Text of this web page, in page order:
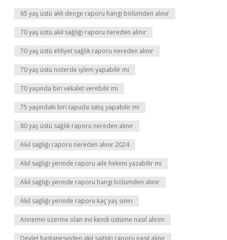
65 yaş üstü akli denge raporu hangi bölümden alınır
70 yaş üstü akıl sağlığı raporu nereden alınır
70 yaş üstü ehliyet sağlık raporu nereden alınır
70 yaş üstü noterde işlem yapabilir mi
70 yaşında biri vekalet verebilir mi
75 yaşındaki biri tapuda satış yapabilir mi
80 yaş üstü sağlık raporu nereden alınır
Akıl sağlığı raporu nereden alınır 2024
Akıl sağlığı yerinde raporu aile hekimi yazabilir mi
Akıl sağlığı yerinde raporu hangi bölümden alınır
Akıl sağlığı yerinde raporu kaç yaş sınırı
Annemin üzerine olan evi kendi üstüme nasıl alırım
Devlet hastanesinden akıl sağlığı raporu nasıl alınır